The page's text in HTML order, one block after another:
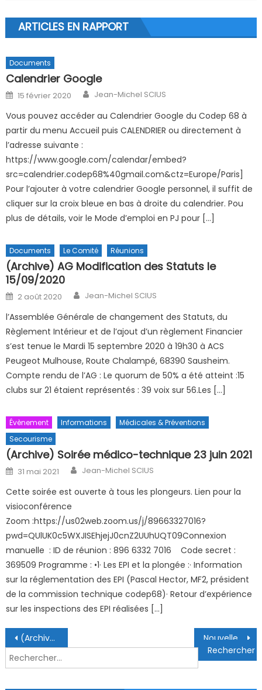
ARTICLES EN RAPPORT
Documents
Calendrier Google
Posted on
15 février 2020 Author
Jean-Michel SCIUS
Vous pouvez accéder au Calendrier Google du Codep 68 à
partir du menu Accueil puis CALENDRIER ou directement à
l’adresse suivante :
https://www.google.com/calendar/embed?
src=calendrier.codep68%40gmail.com&ctz=Europe/Paris]
Pour l’ajouter à votre calendrier Google personnel, il suffit de
cliquer sur la croix bleue en bas à droite du calendrier. Pou
plus de détails, voir le Mode d’emploi en PJ pour […]
Documents Le Comité Réunions
(Archive) AG Modification des Statuts le
15/09/2020
Posted on
2 août 2020 Author
Jean-Michel SCIUS
l’Assemblée Générale de changement des Statuts, du
Règlement Intérieur et de l’ajout d’un règlement Financier
s’est tenue le Mardi 15 septembre 2020 à 19h30 à ACS
Peugeot Mulhouse, Route Chalampé, 68390 Sausheim.
Compte rendu de l’AG : Le quorum de 50% a été atteint :15
clubs sur 21 étaient représentés : 39 voix sur 56.Les […]
Évènement Informations
Médicales & Préventions
Secourisme
(Archive) Soirée médico-technique 23 juin 2021
Posted on
31 mai 2021 Author
Jean-Michel SCIUS
Cette soirée est ouverte à tous les plongeurs. Lien pour la
visioconférence
Zoom :https://us02web.zoom.us/j/89663327016?
pwd=QUlUK0c5WXJISEhjejJ0cnZ2UUhUQT09Connexion
manuelle : ID de réunion : 896 6332 7016 Code secret :
369509 Programme : •1· Les EPI et la plongée :· Information
sur la réglementation des EPI (Pascal Hector, MF2, président
de la commission technique codep68)· Retour d’expérience
sur les inspections des EPI réalisées […]
Navigation de l’article
(Archive) Stage Lightroom Classic 28-29 janvier 2023 à la Gravière du Fort
Rechercher :